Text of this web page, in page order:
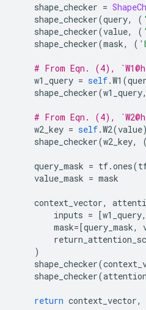
shape_checker =
shape_checker(query, (
shape_checker(value, (
shape_checker(mask, (
# From Eqn. (4),
w1_query = self.W1 (
shape_checker(w1_query,
# From Eqn. (4),
w2_key = self.W2(value)
shape_checker(w2_key, (
query_mask = tf.ones(
value_mask = mask
context_vector,
inputs = [w1_query,
mask=[query_mask,
)
shape_checker(
shape_checker(
return context_vector,